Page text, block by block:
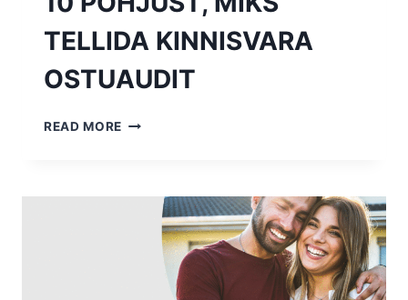
TELLIDA KINNISVARA
OSTUAUDIT
READ MORE
KINNISVARA
OSTUAUDIT